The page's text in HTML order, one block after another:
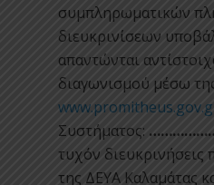
συμπληρωματικών
διευκρινίσεων
απαντώνται
διαγωνισμού μέσω
Συστήματος:
τυχόν διευκρινήσεις
της ΔΕΥΑ Καλαμάτας